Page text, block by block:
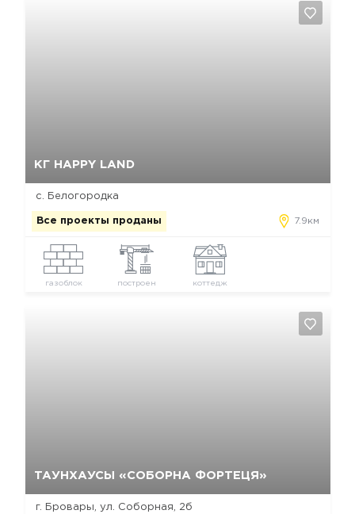
КГ HAPPY LAND
с. Белогородка
Все проекты проданы 7.9км
газоблок построен коттедж
ТАУНХАУСЫ «СОБОРНА ФОРТЕЦЯ»
г. Бровары, ул. Соборная, 2б